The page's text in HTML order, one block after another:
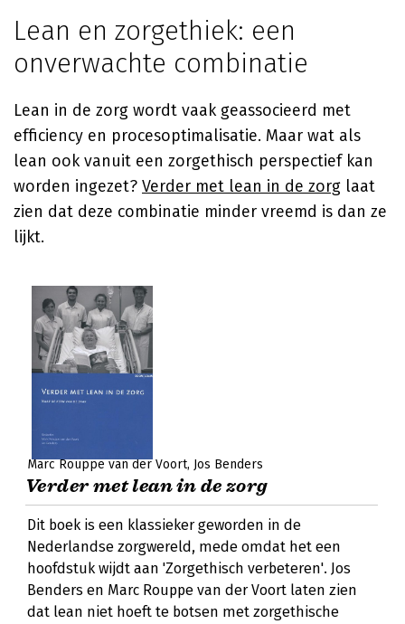
Lean en zorgethiek: een
onverwachte combinatie
Lean in de zorg wordt vaak geassocieerd met
efficiency en procesoptimalisatie. Maar wat als
lean ook vanuit een zorgethisch perspectief kan
worden ingezet? Verder met lean in de zorg laat
zien dat deze combinatie minder vreemd is dan ze
lijkt.
Marc Rouppe van der Voort Jos Benders
Verder met lean in de zorg
Dit boek is een klassieker geworden in de
Nederlandse zorgwereld, mede omdat het een
hoofdstuk wijdt aan 'Zorgethisch verbeteren'. Jos
Benders en Marc Rouppe van der Voort laten zien
dat lean niet hoeft te botsen met zorgethische